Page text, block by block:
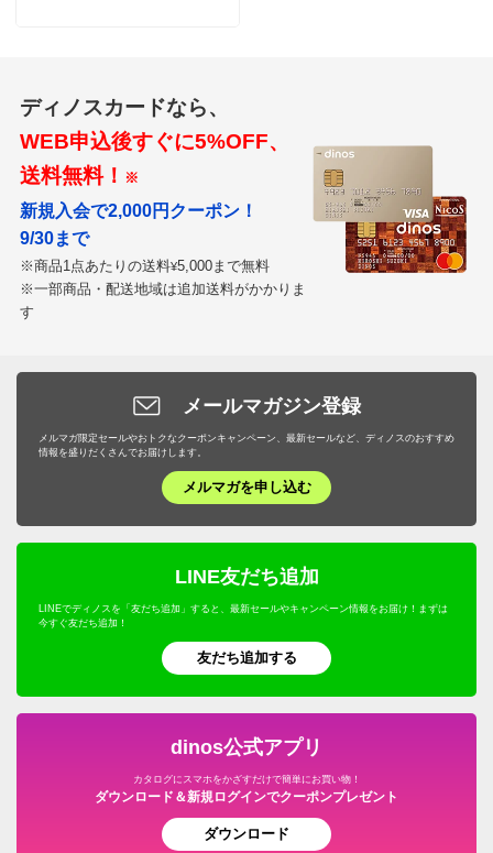
千葉県 60代以上女性
普段のサイズ : M 購入したサイズで「大きめだった」
購入してから何回も着用しています。
2025/07/14
すべての口コミを見る
ディノスカードなら、
WEB申込後すぐに5%OFF、
送料無料！ ※
新規入会で2,000円クーポン！
9/30まで
※商品1点あたりの送料¥5,000まで無料
※一部商品・配送地域は追加送料がかかりま
す
メールマガジン登録
メルマガ限定セールやおトクなクーポンキャンペーン、最新セールなど、ディノスのおすすめ
情報を盛りだくさんでお届けします。
メルマガを申し込む
LINE友だち追加
LINEでディノスを「友だち追加」すると、最新セールやキャンペーン情報をお届け！まずは
今すぐ友だち追加！
友だち追加する
dinos公式アプリ
カタログにスマホをかざすだけで簡単にお買い物！
ダウンロード＆新規ログインでクーポンプレゼント
ダウンロード